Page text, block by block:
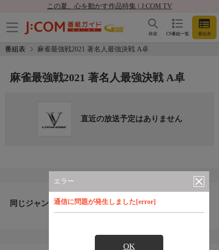
この夏、心を動かす作品特集 | J:COM TV
CS番組一覧 番組表
検索
番組表 麻雀最強戦2021 著名人最強決戦 A卓
エラー
通信に問題が発生しました[error]
OK
麻雀最強戦2021 著名人最強決戦 A卓
直近の放送予定はありません
同じジャンルのおすすめ番組